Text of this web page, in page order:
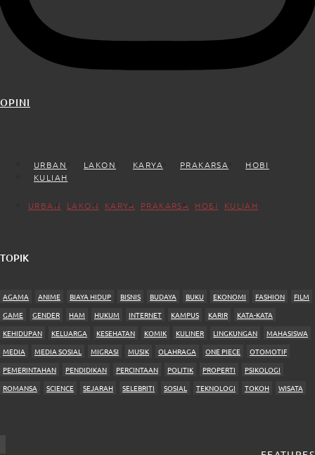
OPINI
URBAN LAKON KARYA PRAKARSA
HOBI
KULIAH
URBAN LAKON KARYA PRAKARSA HOBI KULIAH
TOPIK
AGAMA ANIME BIAYA HIDUP BISNIS BUDAYA BUKU EKONOMI FASHION
FILM
GAME
GENDER HAM HUKUM INTERNET KAMPUS KARIR
KATA-KATA
KEHIDUPAN
KELUARGA KESEHATAN KOMIK KULINER LINGKUNGAN
MAHASISWA
MEDIA
MEDIA SOSIAL MIGRASI MUSIK OLAHRAGA ONE PIECE
OTOMOTIF
PEMERINTAHAN
PENDIDIKAN PERCINTAAN POLITIK PROPERTI
PSIKOLOGI
ROMANSA
SCIENCE SEJARAH SELEBRITI SOSIAL TEKNOLOGI TOKOH WISATA